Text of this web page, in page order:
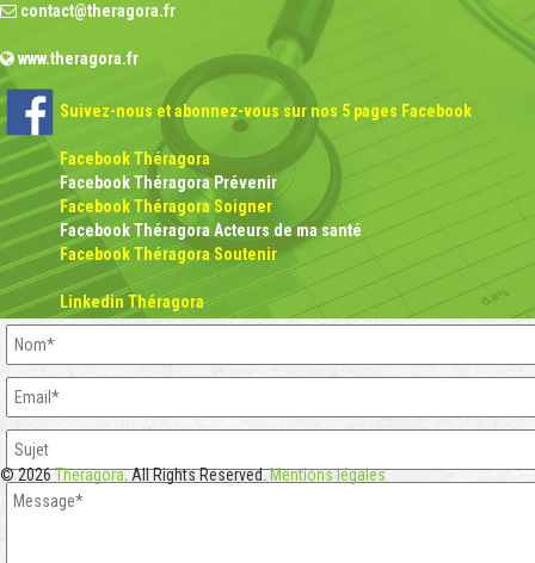
contact@theragora.fr
www.theragora.fr
Suivez-nous et abonnez-vous sur nos 5 pages Facebook
Facebook Théragora
Facebook Théragora Prévenir
Facebook Théragora Soigner
Facebook Théragora Acteurs de ma santé
Facebook Théragora Soutenir
Linkedin Théragora
© 2026Theragora. All Rights Reserved.Mentions légales